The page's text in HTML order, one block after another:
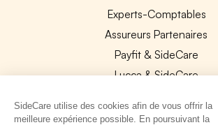
Experts-Comptables
Assureurs Partenaires
Payfit & SideCare
Lucca & SideCare
Livi & SideCare
SideCare utilise des cookies afin de vous offrir la
meilleure expérience possible. En poursuivant la